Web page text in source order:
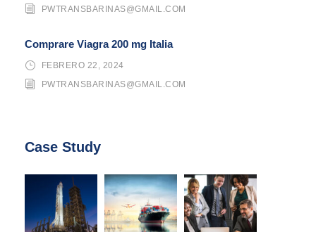
PWTRANSBARINAS@GMAIL.COM
Comprare Viagra 200 mg Italia
FEBRERO 22, 2024
PWTRANSBARINAS@GMAIL.COM
Case Study